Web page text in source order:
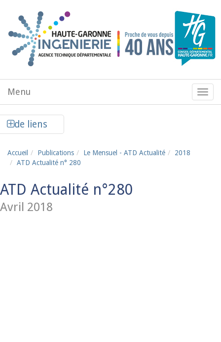
Menu
de
Menu
de liens
Accueil Publications Le Mensuel - ATD Actualité
2018
ATD Actualité n° 280
ATD Actualité n°280
Avril 2018